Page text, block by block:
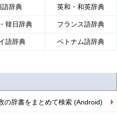
語辞典 英和・和英辞典
韓日辞典 フランス語辞典
語辞典 ベトナム語辞典
の辞書をまとめて検索 (Android)